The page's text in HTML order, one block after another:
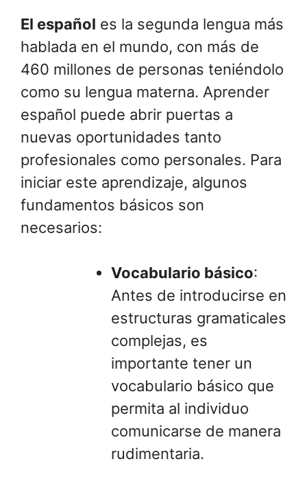
El español es la segunda lengua más
hablada en el mundo, con más de
460 millones de personas teniéndolo
como su lengua materna. Aprender
español puede abrir puertas a
nuevas oportunidades tanto
profesionales como personales. Para
iniciar este aprendizaje, algunos
fundamentos básicos son
necesarios:
Vocabulario básico:
Antes de introducirse en
estructuras gramaticales
complejas, es
importante tener un
vocabulario básico que
permita al individuo
comunicarse de manera
rudimentaria.